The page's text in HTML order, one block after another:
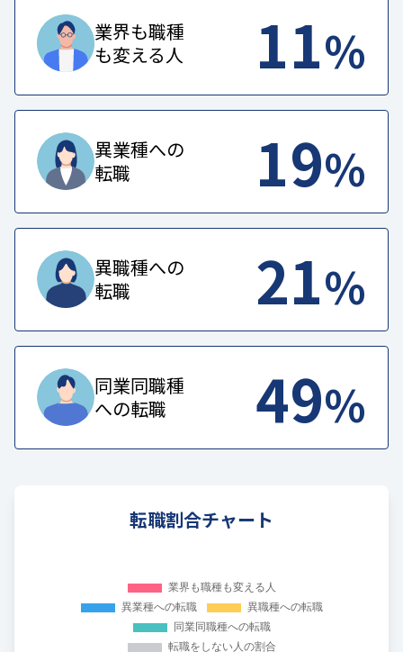
業界も職種
も変える人
11%
異業種への
転職
19%
異職種への
転職
21%
同業同職種
への転職
49%
転職割合チャート